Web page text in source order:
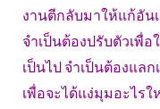
งานตีกลับมาให้แก้อัน
จำเป็นต้องปรับตัวเพื่
เป็นไป จำเป็นต้องแ
เพื่อจะได้แง่มุมอะไร